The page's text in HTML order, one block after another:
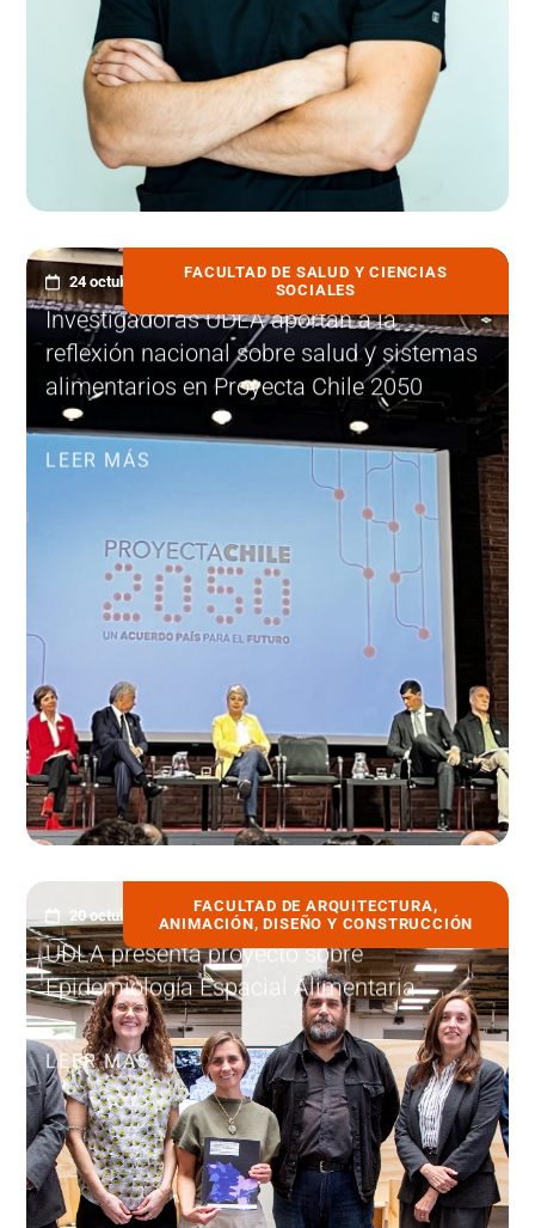
FACULTAD DE SALUD Y CIENCIAS
SOCIALES
24 octubre, 2025
Investigadoras UDLA aportan a la
reflexión nacional sobre salud y sistemas
alimentarios en Proyecta Chile 2050
LEER MÁS
FACULTAD DE ARQUITECTURA,
ANIMACIÓN, DISEÑO Y CONSTRUCCIÓN
20 octubre, 2025
UDLA presenta proyecto sobre
Epidemiología Espacial Alimentaria
LEER MÁS